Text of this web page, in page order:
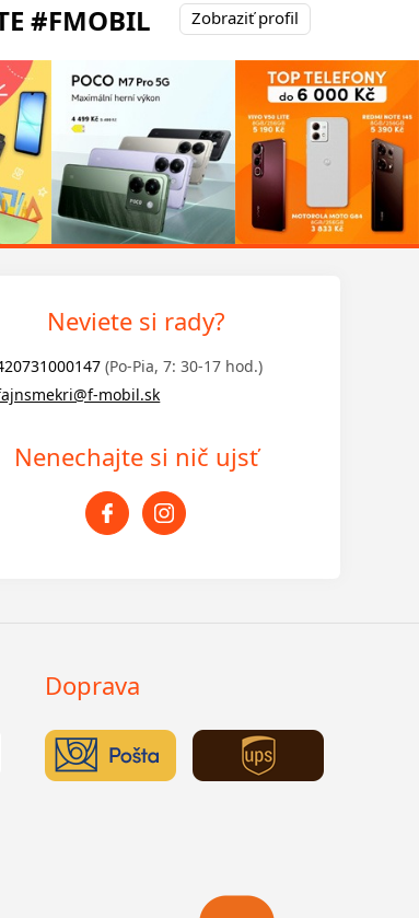
#FMOBIL Zobraziť profil
Neviete si rady?
(Po-Pia, 7: 30-17 hod.)
mobil.sk
Nenechajte si nič ujsť
Doprava